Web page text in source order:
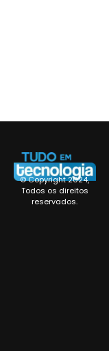
© Copyright 2024,
Todos os direitos
reservados.